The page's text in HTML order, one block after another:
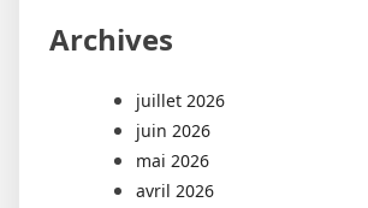
Archives
juillet 2026
juin 2026
mai 2026
avril 2026